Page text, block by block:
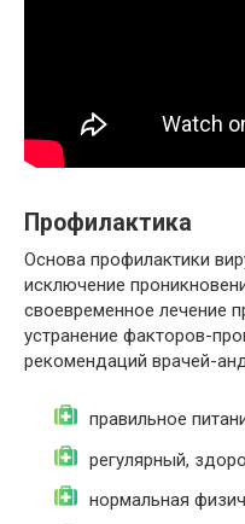
Профилактика
Основа профилактики
исключение
своевременное лечение
устранение факторов-
рекомендаций врачей-
правильное
регулярный,
нормальная